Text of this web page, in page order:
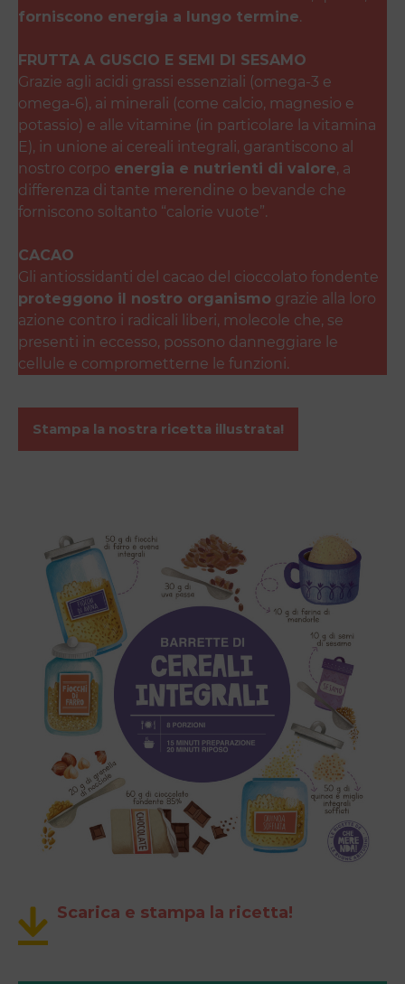
forniscono energia a lungo termine.
FRUTTA A GUSCIO E SEMI DI SESAMO
Grazie agli acidi grassi essenziali (omega-3 e
omega-6), ai minerali (come calcio, magnesio e
potassio) e alle vitamine (in particolare la vitamina
E), in unione ai cereali integrali, garantiscono al
nostro corpo energia e nutrienti di valore, a
differenza di tante merendine o bevande che
forniscono soltanto “calorie vuote”.
CACAO
Gli antiossidanti del cacao del cioccolato fondente
proteggono il nostro organismo grazie alla loro
azione contro i radicali liberi, molecole che, se
presenti in eccesso, possono danneggiare le
cellule e comprometterne le funzioni.
Stampa la nostra ricetta illustrata!
Scarica e stampa la ricetta!